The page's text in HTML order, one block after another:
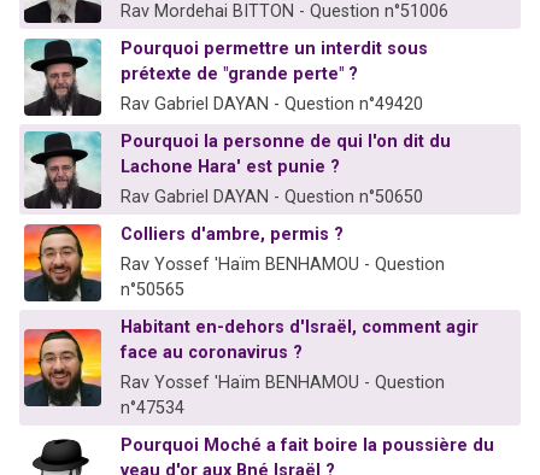
Rav Mordehai BITTON - Question n°51006
Pourquoi permettre un interdit sous
prétexte de "grande perte" ?
Rav Gabriel DAYAN - Question n°49420
Pourquoi la personne de qui l'on dit du
Lachone Hara' est punie ?
Rav Gabriel DAYAN - Question n°50650
Colliers d'ambre, permis ?
Rav Yossef 'Haïm BENHAMOU - Question
n°50565
Habitant en-dehors d'Israël, comment agir
face au coronavirus ?
Rav Yossef 'Haïm BENHAMOU - Question
n°47534
Pourquoi Moché a fait boire la poussière du